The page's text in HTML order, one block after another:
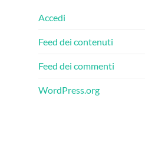
Accedi
Feed dei contenuti
Feed dei commenti
WordPress.org